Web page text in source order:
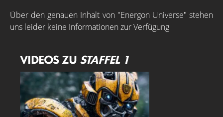
Über den genauen Inhalt von "Energon Universe" stehen
uns leider keine Informationen zur Verfügung
VIDEOS ZU STAFFEL 1